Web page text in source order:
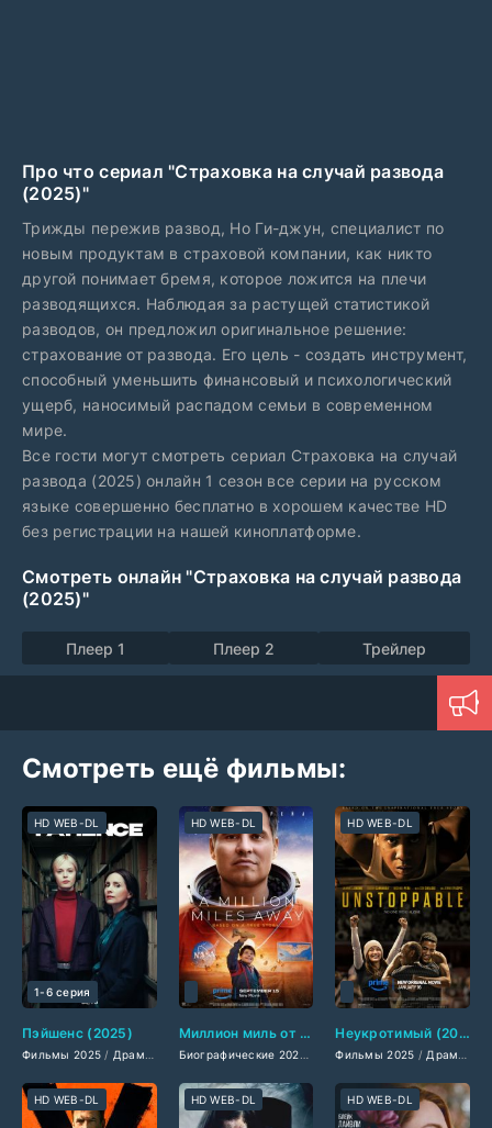
Про что сериал "Страховка на случай развода
(2025)"
Трижды пережив развод, Но Ги-джун, специалист по
новым продуктам в страховой компании, как никто
другой понимает бремя, которое ложится на плечи
разводящихся. Наблюдая за растущей статистикой
разводов, он предложил оригинальное решение:
страхование от развода. Его цель - создать инструмент,
способный уменьшить финансовый и психологический
ущерб, наносимый распадом семьи в современном
мире.
Все гости могут смотреть сериал Страховка на случай
развода (2025) онлайн 1 сезон все серии на русском
языке совершенно бесплатно в хорошем качестве HD
без регистрации на нашей киноплатформе.
Смотреть онлайн "Страховка на случай развода
(2025)"
Плеер 1 Плеер 2 Трейлер
Смотреть ещё фильмы:
Пэйшенс (2025)
Фильмы 2025 / Драмы 2025 /Фильмы-криминал 2025/Сериалы 2025/Фильмы
HD WEB-DL
1-6 серия
Миллион миль от Земли (2024)
Драмы 2024/Зарубежные
HD WEB-DL
Неукротимый (2025)
Фильмы 2025 / Драмы 2025
HD WEB-DL
HD WEB-DL HD WEB-DL HD WEB-DL